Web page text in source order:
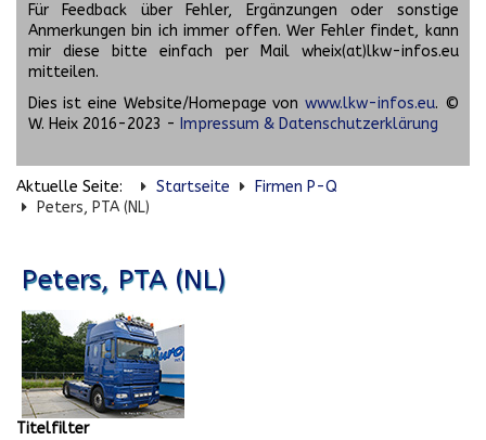
Für Feedback über Fehler, Ergänzungen oder sonstige
Anmerkungen bin ich immer offen. Wer Fehler findet, kann
mir diese bitte einfach per Mail wheix(at)lkw-infos.eu
mitteilen.
Dies ist eine Website/Homepage von www.lkw-infos.eu. ©
W. Heix 2016-2023 - Impressum & Datenschutzerklärung
Aktuelle Seite: Startseite
Firmen P-Q
Peters, PTA (NL)
Peters, PTA (NL)
Titelfilter